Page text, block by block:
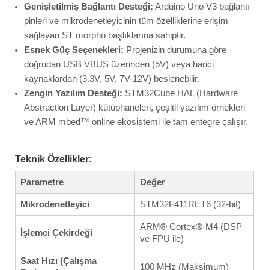
Genişletilmiş Bağlantı Desteği: Arduino Uno V3 bağlantı
pinleri ve mikrodenetleyicinin tüm özelliklerine erişim
sağlayan ST morpho başlıklarına sahiptir.
Esnek Güç Seçenekleri: Projenizin durumuna göre
doğrudan USB VBUS üzerinden (5V) veya harici
kaynaklardan (3.3V, 5V, 7V-12V) beslenebilir.
Zengin Yazılım Desteği: STM32Cube HAL (Hardware
Abstraction Layer) kütüphaneleri, çeşitli yazılım örnekleri
ve ARM mbed™ online ekosistemi ile tam entegre çalışır.
Teknik Özellikler:
Parametre Değer
Mikrodenetleyici STM32F411RET6 (32-bit)
İşlemci Çekirdeği
ARM® Cortex®-M4 (DSP
ve FPU ile)
Saat Hızı (Çalışma
100 MHz (Maksimum)